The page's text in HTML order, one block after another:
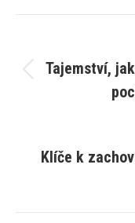
navigation
Tajemství,
Klíče k